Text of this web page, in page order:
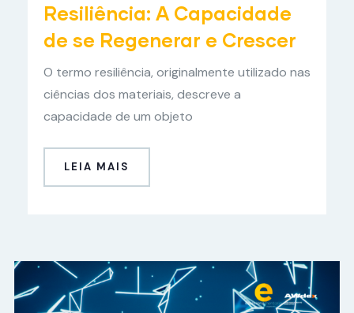
Resiliência: A Capacidade
de se Regenerar e Crescer
O termo resiliência, originalmente utilizado nas
ciências dos materiais, descreve a
capacidade de um objeto
LEIA MAIS